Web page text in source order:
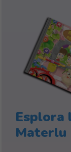
Esplora
Materlu